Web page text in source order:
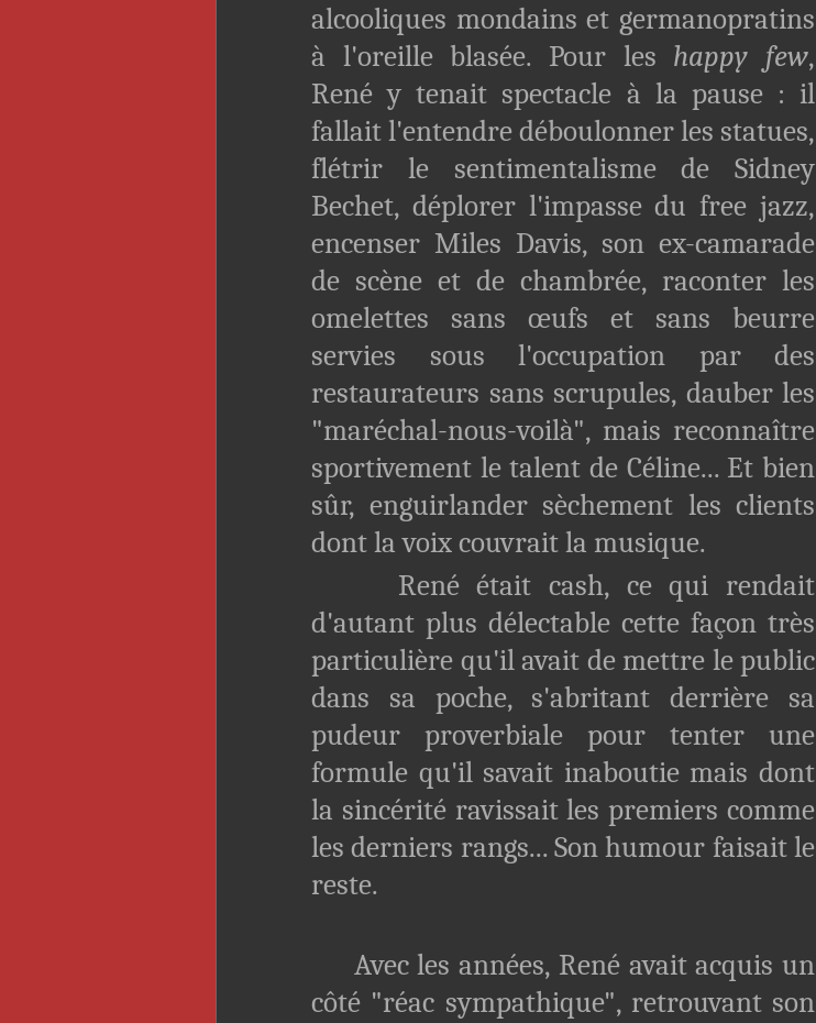
alcooliques mondains et germanopratins
à l'oreille blasée. Pour les happy few,
René y tenait spectacle à la pause : il
fallait l'entendre déboulonner les statues,
flétrir le sentimentalisme de Sidney
Bechet, déplorer l'impasse du free jazz,
encenser Miles Davis, son ex-camarade
de scène et de chambrée, raconter les
omelettes sans œufs et sans beurre
servies sous l'occupation par des
restaurateurs sans scrupules, dauber les
"maréchal-nous-voilà", mais reconnaître
sportivement le talent de Céline... Et bien
sûr, enguirlander sèchement les clients
dont la voix couvrait la musique.
René était cash, ce qui rendait
d'autant plus délectable cette façon très
particulière qu'il avait de mettre le public
dans sa poche, s'abritant derrière sa
pudeur proverbiale pour tenter une
formule qu'il savait inaboutie mais dont
la sincérité ravissait les premiers comme
les derniers rangs... Son humour faisait le
reste.
Avec les années, René avait acquis un
côté "réac sympathique", retrouvant son